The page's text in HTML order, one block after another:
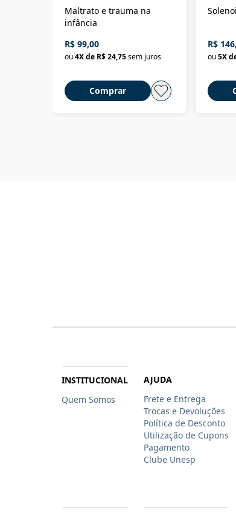
Maltrato e trauma na
infância
R$ 99,00
ou4X de R$ 24,75sem juros
Comprar
R$
ou5X
INSTITUCIONAL
Quem Somos
AJUDA
Frete e Entrega
Trocas e Devoluções
Política de Desconto
Utilização de Cupons
Pagamento
Clube Unesp